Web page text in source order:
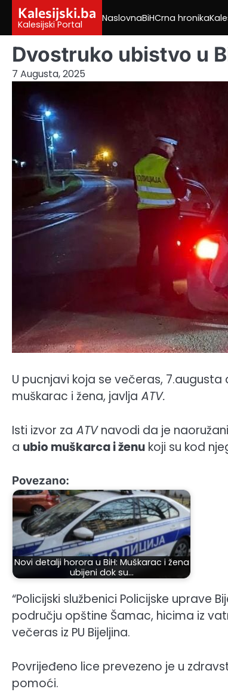
content
Kalesijski.ba
Kalesijski Portal
NaslovnaBiHCrna hronika
Dvostruko ubistvo u
7 Augusta, 2025
U pucnjavi koja se večeras,
muškarac i žena, javlja ATV.
Isti izvor za ATVnavodi da je
a ubio muškarca i ženu koji su kod
Povezano:
Novi detalji horora u BiH: Muškarac i žena
ubijeni dok su…
“Policijski službenici Policijske uprave
području opštine Šamac, hicima iz
večeras iz PU Bijeljina.
Povrijeđeno lice prevezeno je u
pomoći.